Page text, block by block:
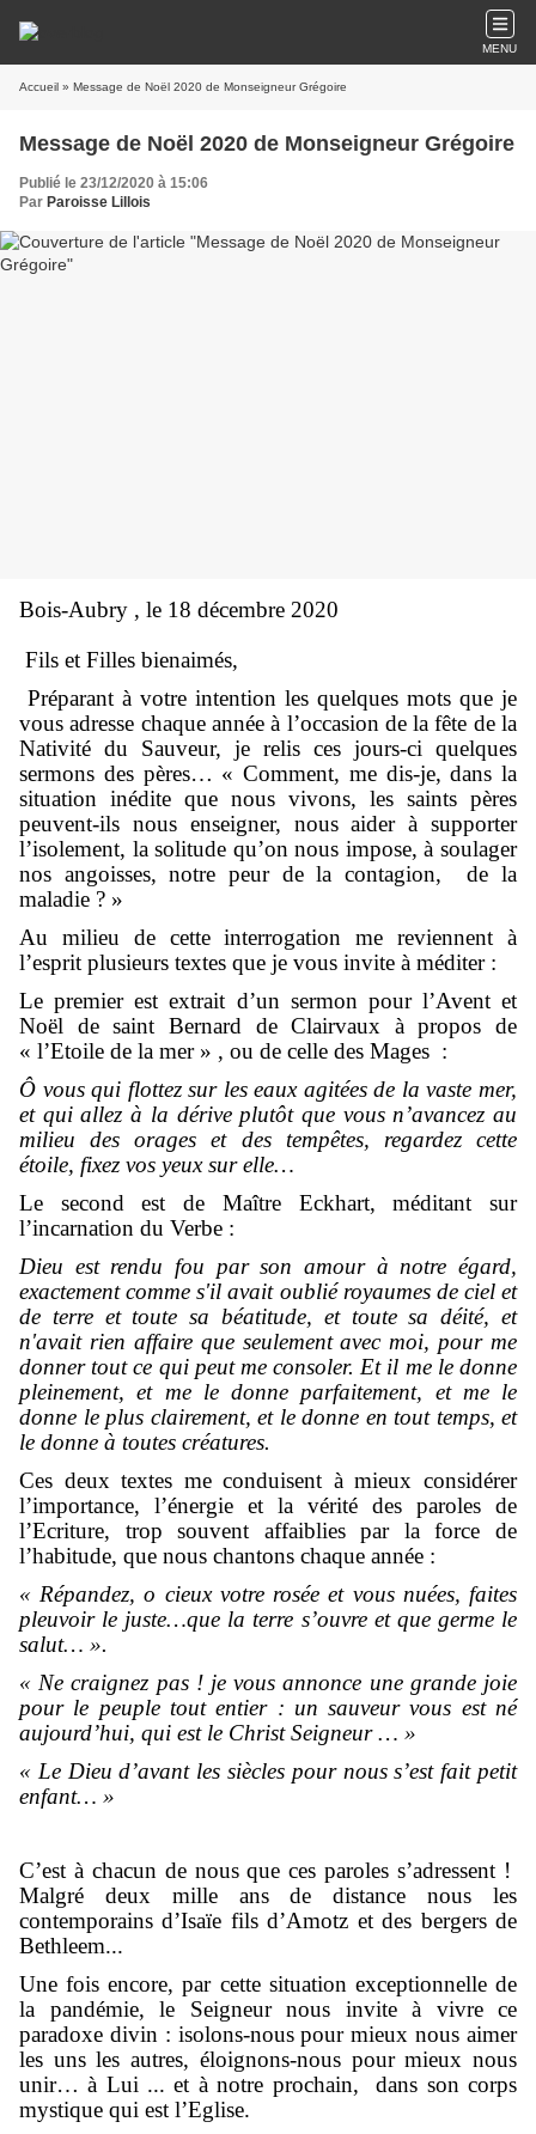
MENU
Accueil » Message de Noël 2020 de Monseigneur Grégoire
Message de Noël 2020 de Monseigneur Grégoire
Publié le 23/12/2020 à 15:06
Par Paroisse Lillois
Bois-Aubry , le 18 décembre 2020
Fils et Filles bienaimés,
Préparant à votre intention les quelques mots que je
vous adresse chaque année à l’occasion de la fête de la
Nativité du Sauveur, je relis ces jours-ci quelques
sermons des pères… « Comment, me dis-je, dans la
situation inédite que nous vivons, les saints pères
peuvent-ils nous enseigner, nous aider à supporter
l’isolement, la solitude qu’on nous impose, à soulager
nos angoisses, notre peur de la contagion, de la
maladie ? »
Au milieu de cette interrogation me reviennent à
l’esprit plusieurs textes que je vous invite à méditer :
Le premier est extrait d’un sermon pour l’Avent et
Noël de saint Bernard de Clairvaux à propos de
« l’Etoile de la mer » , ou de celle des Mages :
Ô vous qui flottez sur les eaux agitées de la vaste mer,
et qui allez à la dérive plutôt que vous n’avancez au
milieu des orages et des tempêtes, regardez cette
étoile, fixez vos yeux sur elle…
Le second est de Maître Eckhart, méditant sur
l’incarnation du Verbe :
Dieu est rendu fou par son amour à notre égard,
exactement comme s'il avait oublié royaumes de ciel et
de terre et toute sa béatitude, et toute sa déité, et
n'avait rien affaire que seulement avec moi, pour me
donner tout ce qui peut me consoler. Et il me le donne
pleinement, et me le donne parfaitement, et me le
donne le plus clairement, et le donne en tout temps, et
le donne à toutes créatures.
Ces deux textes me conduisent à mieux considérer
l’importance, l’énergie et la vérité des paroles de
l’Ecriture, trop souvent affaiblies par la force de
l’habitude, que nous chantons chaque année :
« Répandez, o cieux votre rosée et vous nuées, faites
pleuvoir le juste…que la terre s’ouvre et que germe le
salut… ».
« Ne craignez pas ! je vous annonce une grande joie
pour le peuple tout entier : un sauveur vous est né
aujourd’hui, qui est le Christ Seigneur … »
« Le Dieu d’avant les siècles pour nous s’est fait petit
enfant… »
C’est à chacun de nous que ces paroles s’adressent !
Malgré deux mille ans de distance nous les
contemporains d’Isaïe fils d’Amotz et des bergers de
Bethleem...
Une fois encore, par cette situation exceptionnelle de
la pandémie, le Seigneur nous invite à vivre ce
paradoxe divin : isolons-nous pour mieux nous aimer
les uns les autres, éloignons-nous pour mieux nous
unir… à Lui ... et à notre prochain, dans son corps
mystique qui est l’Eglise.